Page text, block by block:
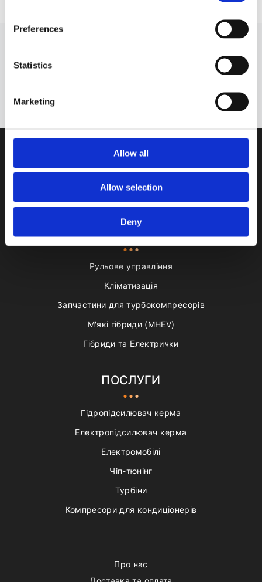
Preferences
Statistics
Marketing
Allow all
Allow selection
Deny
Підписатися
Політику конфіденційності.
Залишити відгук
ТОВАРИ
Рульове управління
Кліматизація
Запчастини для турбокомпресорів
М'які гібриди (MHEV)
Гібриди та Електрички
ПОСЛУГИ
Гідропідсилювач керма
Електропідсилювач керма
Електромобілі
Чіп-тюнінг
Турбіни
Компресори для кондиціонерів
Про нас